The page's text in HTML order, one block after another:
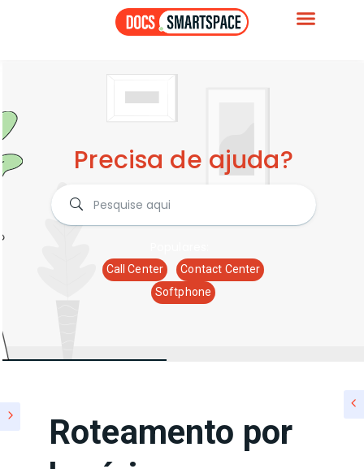
Precisa de ajuda?
Call Center
Contact Center
Softphone
Roteamento por